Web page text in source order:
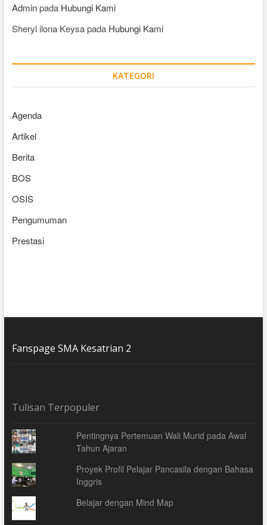
Adminpada Hubungi Kami
Sheryl ilona Keysapada Hubungi Kami
KATEGORI
Agenda
Artikel
Berita
BOS
OSIS
Pengumuman
Prestasi
Fanspage SMA Kesatrian 2
Tulisan Terpopuler
Pentingnya Pertemuan Wali Murid pada Awal
Tahun Ajaran
Proyek Profil Pelajar Pancasila dengan Bahasa
Inggris
Belajar dengan Mind Map